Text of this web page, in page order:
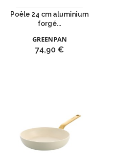
Poêle 24 cm aluminium
forgé...
GREENPAN
Prix
74,90 €